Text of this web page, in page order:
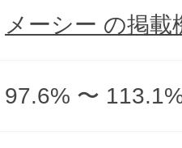
メーシー の掲載
97.6% 〜